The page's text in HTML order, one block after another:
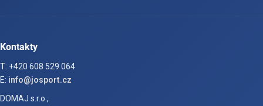
Kontakty
T: +420 608 529 064
E: info@josport.cz
DOMAJ s.r.o.,